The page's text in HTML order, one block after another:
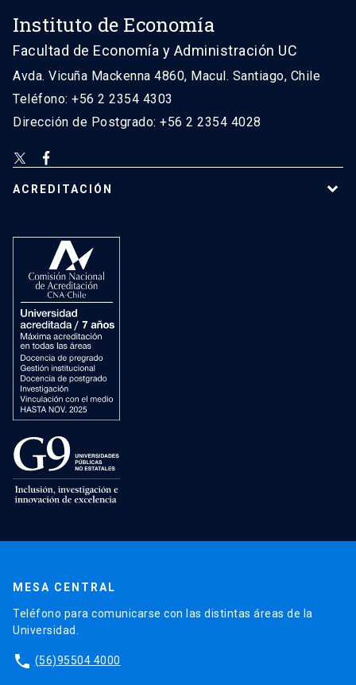
Instituto de Economía
Facultad de Economía y Administración UC
Avda. Vicuña Mackenna 4860, Macul. Santiago, Chile
Teléfono: +56 2 2354 4303
Dirección de Postgrado: +56 2 2354 4028
ACREDITACIÓN
MESA CENTRAL
Teléfono para comunicarse con las distintas áreas de la
Universidad.
phone (56)95504 4000